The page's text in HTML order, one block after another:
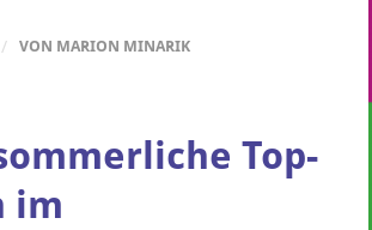
/ VON MARION MINARIK
Top-
im